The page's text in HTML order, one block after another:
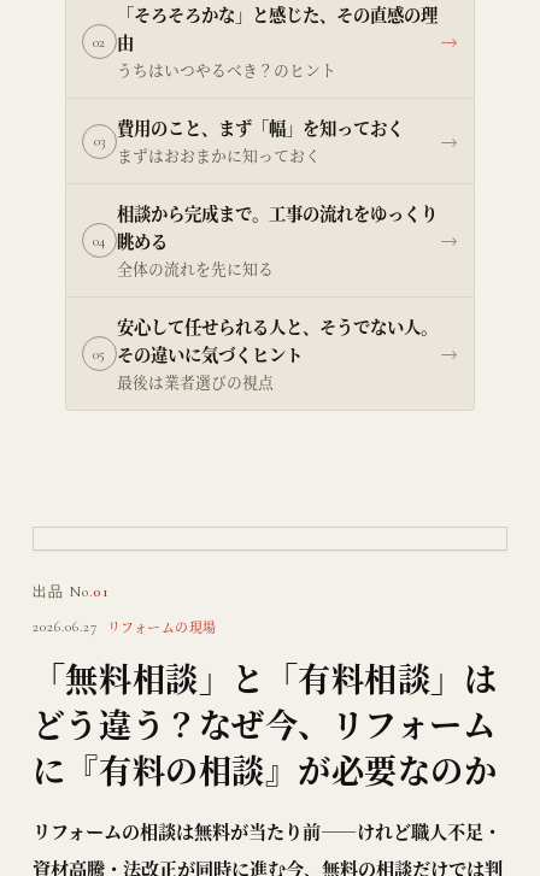
02
「そろそろかな」と感じた、その直感の理
由
うちはいつやるべき？のヒント
→
03
費用のこと、まず「幅」を知っておく
まずはおおまかに知っておく
→
04
相談から完成まで。工事の流れをゆっくり
眺める
全体の流れを先に知る
→
05
安心して任せられる人と、そうでない人。
その違いに気づくヒント
最後は業者選びの視点
→
出品 No.01
2026.06.27
リフォームの現場
「無料相談」と「有料相談」は
どう違う？なぜ今、リフォーム
に『有料の相談』が必要なのか
リフォームの相談は無料が当たり前——けれど職人不足・
資材高騰・法改正が同時に進む今、無料の相談だけでは判